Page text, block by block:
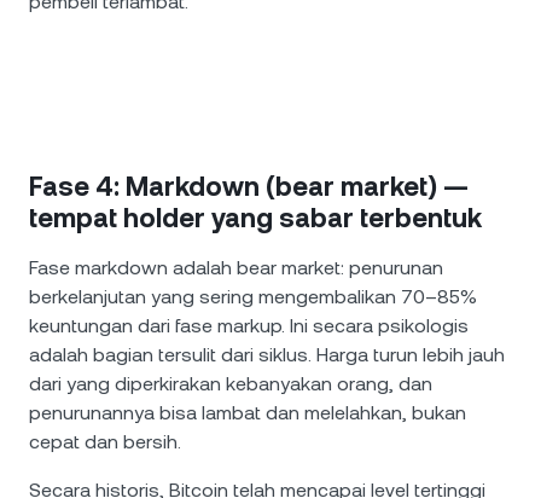
Fase 4: Markdown (bear market) —
tempat holder yang sabar terbentuk
Fase markdown adalah bear market: penurunan
berkelanjutan yang sering mengembalikan 70–85%
keuntungan dari fase markup. Ini secara psikologis
adalah bagian tersulit dari siklus. Harga turun lebih jauh
dari yang diperkirakan kebanyakan orang, dan
penurunannya bisa lambat dan melelahkan, bukan
cepat dan bersih.
Secara historis, Bitcoin telah mencapai level tertinggi